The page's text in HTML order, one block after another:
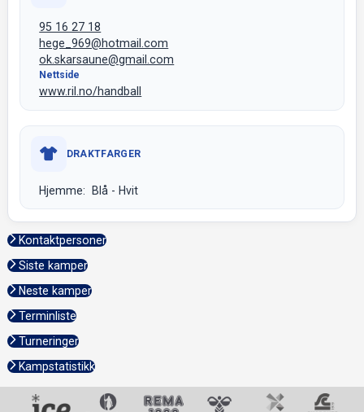
95 16 27 18
hege_969@hotmail.com
ok.skarsaune@gmail.com
Nettside
www.ril.no/handball
DRAKTFARGER
Hjemme: Blå - Hvit
Kontaktpersoner
Siste kamper
Neste kamper
Terminliste
Turneringer
Kampstatistikk